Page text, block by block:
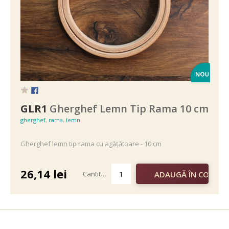
GLR1 Gherghef Lemn Tip Rama 10 cm
gherghef, rama, lemn
Gherghef lemn tip rama cu agățătoare - 10 cm
26,14 lei Cantitate